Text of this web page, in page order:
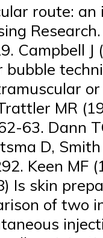
route:
Campbell J
MR
63. Dann
D,
Keen MF
Is skin
of two